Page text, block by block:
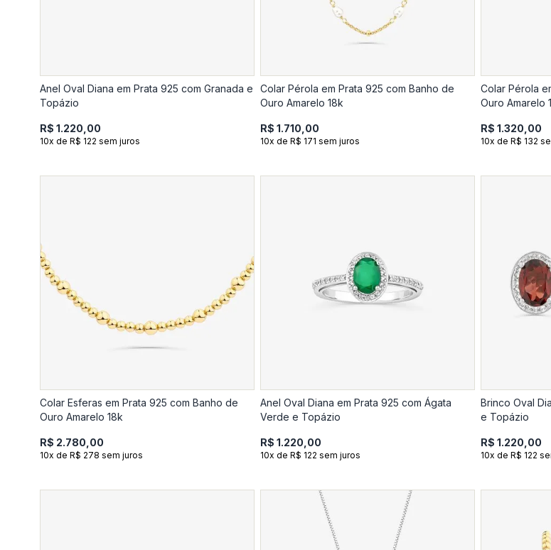
Anel Oval Diana em Prata 925 com Granada e
Topázio
R$ 1.220,00
10x de R$ 122 sem juros
Colar Pérola em Prata 925 com Banho de
Ouro Amarelo 18k
R$ 1.710,00
10x de R$ 171 sem juros
Colar Pérola
Ouro Amarelo
R$ 1.320,00
10x de R$ 132
Colar Esferas em Prata 925 com Banho de
Ouro Amarelo 18k
R$ 2.780,00
10x de R$ 278 sem juros
Anel Oval Diana em Prata 925 com Ágata
Verde e Topázio
R$ 1.220,00
10x de R$ 122 sem juros
Brinco Oval
e Topázio
R$ 1.220,00
10x de R$ 122